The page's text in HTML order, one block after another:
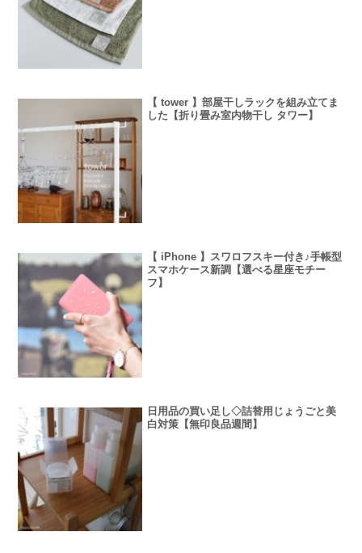
【 tower 】部屋干しラックを組み立てま
した【折り畳み室内物干し タワー】
【 iPhone 】スワロフスキー付き♪手帳型
スマホケース新調【選べる星座モチー
フ】
日用品の買い足し◇詰替用じょうごと美
白対策【無印良品週間】